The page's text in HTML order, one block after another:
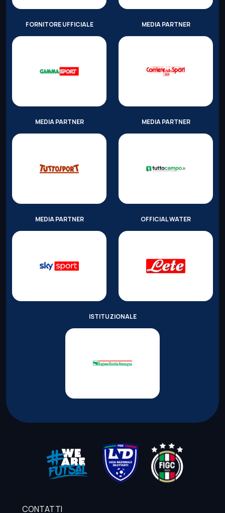
FORNITORE UFFICIALE MEDIA PARTNER
MEDIA PARTNER MEDIA PARTNER
MEDIA PARTNER OFFICIAL WATER
ISTITUZIONALE
CONTATTI